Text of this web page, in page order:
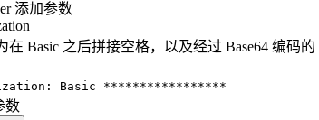
添加参数
在 Basic 之后拼接空格，以及经过 Base64 编码的
Basic *****************
数